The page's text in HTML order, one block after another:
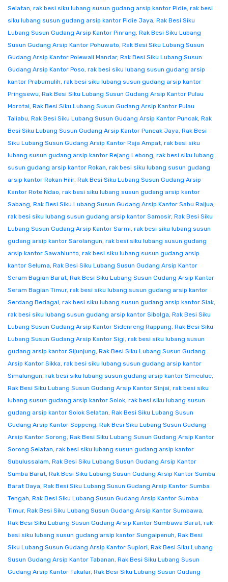
Selatan, rak besi siku lubang susun gudang arsip kantor Pidie, rak besi
siku lubang susun gudang arsip kantor Pidie Jaya, Rak Besi Siku
Lubang Susun Gudang Arsip Kantor Pinrang, Rak Besi Siku Lubang
Susun Gudang Arsip Kantor Pohuwato, Rak Besi Siku Lubang Susun
Gudang Arsip Kantor Polewali Mandar, Rak Besi Siku Lubang Susun
Gudang Arsip Kantor Poso, rak besi siku lubang susun gudang arsip
kantor Prabumulih, rak besi siku lubang susun gudang arsip kantor
Pringsewu, Rak Besi Siku Lubang Susun Gudang Arsip Kantor Pulau
Morotai, Rak Besi Siku Lubang Susun Gudang Arsip Kantor Pulau
Taliabu, Rak Besi Siku Lubang Susun Gudang Arsip Kantor Puncak, Rak
Besi Siku Lubang Susun Gudang Arsip Kantor Puncak Jaya, Rak Besi
Siku Lubang Susun Gudang Arsip Kantor Raja Ampat, rak besi siku
lubang susun gudang arsip kantor Rejang Lebong, rak besi siku lubang
susun gudang arsip kantor Rokan, rak besi siku lubang susun gudang
arsip kantor Rokan Hilir, Rak Besi Siku Lubang Susun Gudang Arsip
Kantor Rote Ndao, rak besi siku lubang susun gudang arsip kantor
Sabang, Rak Besi Siku Lubang Susun Gudang Arsip Kantor Sabu Raijua,
rak besi siku lubang susun gudang arsip kantor Samosir, Rak Besi Siku
Lubang Susun Gudang Arsip Kantor Sarmi, rak besi siku lubang susun
gudang arsip kantor Sarolangun, rak besi siku lubang susun gudang
arsip kantor Sawahlunto, rak besi siku lubang susun gudang arsip
kantor Seluma, Rak Besi Siku Lubang Susun Gudang Arsip Kantor
Seram Bagian Barat, Rak Besi Siku Lubang Susun Gudang Arsip Kantor
Seram Bagian Timur, rak besi siku lubang susun gudang arsip kantor
Serdang Bedagai, rak besi siku lubang susun gudang arsip kantor Siak,
rak besi siku lubang susun gudang arsip kantor Sibolga, Rak Besi Siku
Lubang Susun Gudang Arsip Kantor Sidenreng Rappang, Rak Besi Siku
Lubang Susun Gudang Arsip Kantor Sigi, rak besi siku lubang susun
gudang arsip kantor Sijunjung, Rak Besi Siku Lubang Susun Gudang
Arsip Kantor Sikka, rak besi siku lubang susun gudang arsip kantor
Simalungun, rak besi siku lubang susun gudang arsip kantor Simeulue,
Rak Besi Siku Lubang Susun Gudang Arsip Kantor Sinjai, rak besi siku
lubang susun gudang arsip kantor Solok, rak besi siku lubang susun
gudang arsip kantor Solok Selatan, Rak Besi Siku Lubang Susun
Gudang Arsip Kantor Soppeng, Rak Besi Siku Lubang Susun Gudang
Arsip Kantor Sorong, Rak Besi Siku Lubang Susun Gudang Arsip Kantor
Sorong Selatan, rak besi siku lubang susun gudang arsip kantor
Subulussalam, Rak Besi Siku Lubang Susun Gudang Arsip Kantor
Sumba Barat, Rak Besi Siku Lubang Susun Gudang Arsip Kantor Sumba
Barat Daya, Rak Besi Siku Lubang Susun Gudang Arsip Kantor Sumba
Tengah, Rak Besi Siku Lubang Susun Gudang Arsip Kantor Sumba
Timur, Rak Besi Siku Lubang Susun Gudang Arsip Kantor Sumbawa,
Rak Besi Siku Lubang Susun Gudang Arsip Kantor Sumbawa Barat, rak
besi siku lubang susun gudang arsip kantor Sungaipenuh, Rak Besi
Siku Lubang Susun Gudang Arsip Kantor Supiori, Rak Besi Siku Lubang
Susun Gudang Arsip Kantor Tabanan, Rak Besi Siku Lubang Susun
Gudang Arsip Kantor Takalar, Rak Besi Siku Lubang Susun Gudang